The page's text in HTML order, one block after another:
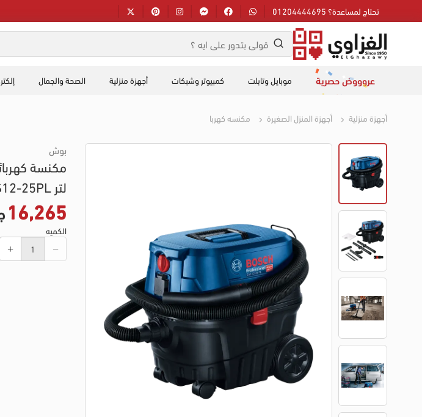
تحتاج لمساعدة؟ 01204444695
عروووض حصرية موبايل وتابلت كمبيوتر وشبكات أجهزة منزلية الصحة والجمال
أجهزة منزلية أجهزة المنزل الصغيرة مكنسه كهربا
بوش
لتر GAS12-25PL - ازرق
16,265
الكميه